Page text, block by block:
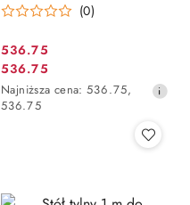
(0)
Cena
promocyjna:
536.75
Cena
promocyjna:
536.75
Najniższa
cena
Najniższa cena: 536.75,
536.75